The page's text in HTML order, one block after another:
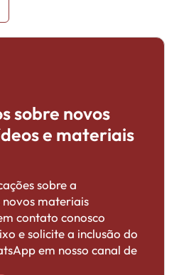
sobre novos
e materiais
sobre a
materiais
contato conosco
e solicite a inclusão do
em nosso canal de